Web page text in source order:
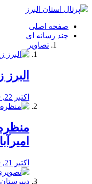
فصد
شرق
تهران
خشکشویی
صفحه اصلی
چند رسانه ای
تصاویر
البرز
اکتبر 22, 2019
اکتبر 21, 2019